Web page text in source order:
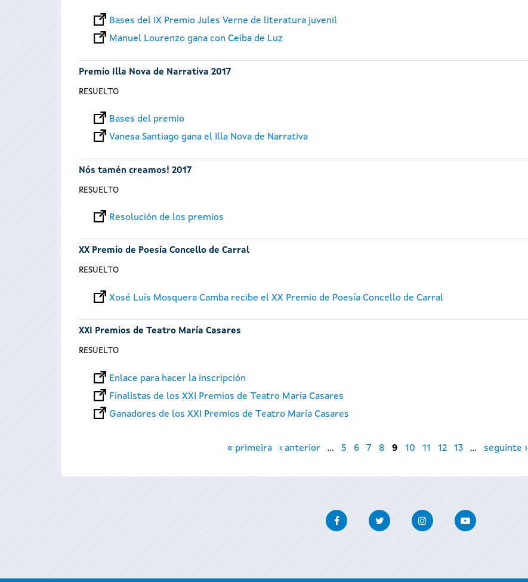
Bases del IX Premio Jules Verne de literatura juvenil
Manuel Lourenzo gana con Ceiba de Luz
Premio Illa Nova de Narrativa 2017
RESUELTO
Bases del premio
Vanesa Santiago gana el Illa Nova de Narrativa
Nós tamén creamos! 2017
RESUELTO
Resolución de los premios
XX Premio de Poesía Concello de Carral
RESUELTO
Xosé Luís Mosquera Camba recibe el XX Premio de Poesía Concello de Carral
XXI Premios de Teatro María Casares
RESUELTO
Enlace para hacer la inscripción
Finalistas de los XXI Premios de Teatro María Casares
Ganadores de los XXI Premios de Teatro María Casares
« primeira ‹ anterior … 5 6 7 8 9 10 11 12 13 … seguinte ›
FacebookTwitter InstagramYoutube